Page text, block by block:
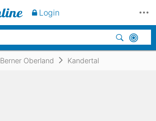
Berner Oberland Kandertal
Login